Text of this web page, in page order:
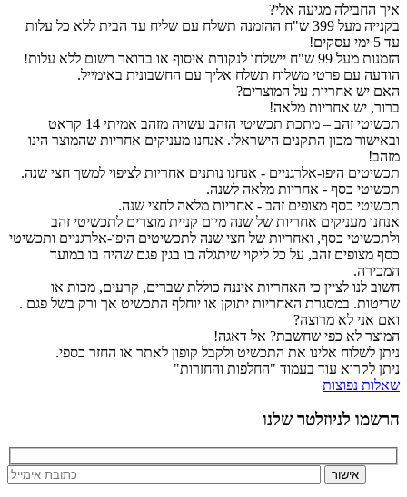
איך החבילה מגיעה אלי?
בקנייה מעל 399 ש"ח ההזמנה תשלח עם שליח עד הבית ללא כל עלות
עד 5 ימי עסקים!
הזמנות מעל 99 ש"ח יישלחו לנקודת איסוף או בדואר רשום ללא עלות!
הודעה עם פרטי משלוח תשלח אליך עם החשבונית באימייל.
האם יש אחריות על המוצרים?
ברור, יש אחריות מלאה!
תכשיטי זהב – מתכת תכשיטי הזהב עשויה מזהב אמיתי 14 קראט
ובאישור מכון התקנים הישראלי. אנחנו מעניקים אחריות שהמוצר הינו
מזהב!
תכשיטים היפו-אלרגניים - אנחנו נותנים אחריות לציפוי למשך חצי שנה.
תכשיטי כסף - אחריות מלאה לשנה.
תכשיטי כסף מצופים זהב - אחריות מלאה לחצי שנה.
אנחנו מעניקים אחריות של שנה מיום קניית מוצרים לתכשיטי זהב
ולתכשיטי כסף, ואחריות של חצי שנה לתכשיטים היפו-אלרגניים ותכשיטי
כסף מצופים זהב, על כל ליקוי שיתגלה בו בגין פגם שהיה בו במועד
המכירה.
חשוב לנו לציין כי האחריות איננה כוללת שברים, קרעים, מכות או
שריטות. במסגרת האחריות יתוקן או יוחלף התכשיט אך ורק בשל פגם .
ואם אני לא מרוצה?
המוצר לא כפי שחשבת? אל דאגה!
ניתן לשלוח אלינו את התכשיט ולקבל קופון לאתר או החזר כספי.
ניתן לקרוא עוד בעמוד "החלפות והחזרות"
שאלות נפוצות
הרשמו לניוזלטר שלנו